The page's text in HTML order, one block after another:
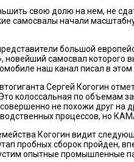
свою долю на нем, не
самосвалы начали
большой
новейший самосвал
наш канал писал в этом
Сергей Когогин
колоссальная по объемам
не похожи друг на
процессов, но
Когогин видит
пробных сборок
опытные промышленные